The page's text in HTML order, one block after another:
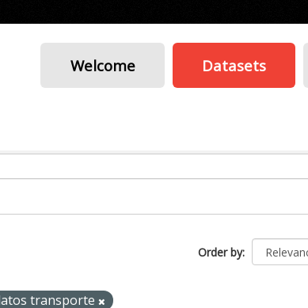
Welcome Datasets
Order by
transporte